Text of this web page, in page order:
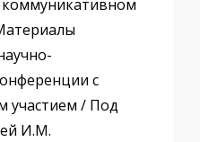
с
участием / Под
И.М.